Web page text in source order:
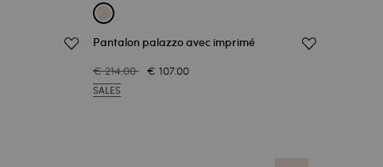
Pantalon palazzo avec imprimé
€ 214.00 € 107.00
SALES